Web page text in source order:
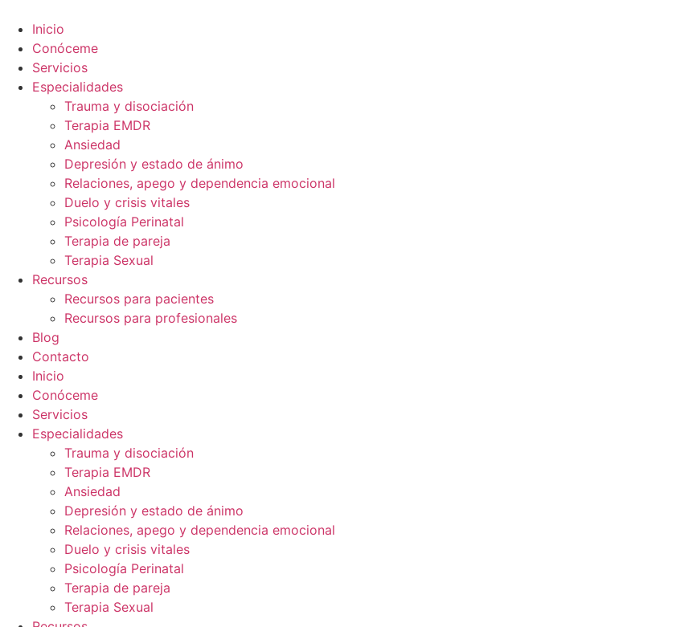
contenido
Inicio
Conóceme
Servicios
Especialidades
Trauma y disociación
Terapia EMDR
Ansiedad
Depresión y estado de ánimo
Relaciones, apego y dependencia emocional
Duelo y crisis vitales
Psicología Perinatal
Terapia de pareja
Terapia Sexual
Recursos
Recursos para pacientes
Recursos para profesionales
Blog
Contacto
Inicio
Conóceme
Servicios
Especialidades
Trauma y disociación
Terapia EMDR
Ansiedad
Depresión y estado de ánimo
Relaciones, apego y dependencia emocional
Duelo y crisis vitales
Psicología Perinatal
Terapia de pareja
Terapia Sexual